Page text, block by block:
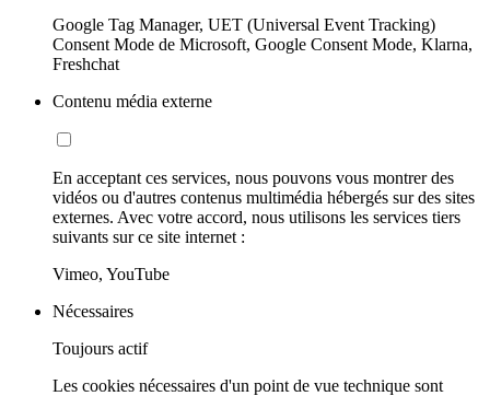
Google Tag Manager, UET (Universal Event Tracking)
Consent Mode de Microsoft, Google Consent Mode, Klarna,
Freshchat
Contenu média externe
En acceptant ces services, nous pouvons vous montrer des
vidéos ou d'autres contenus multimédia hébergés sur des sites
externes. Avec votre accord, nous utilisons les services tiers
suivants sur ce site internet :
Vimeo, YouTube
Nécessaires
Toujours actif
Les cookies nécessaires d'un point de vue technique sont